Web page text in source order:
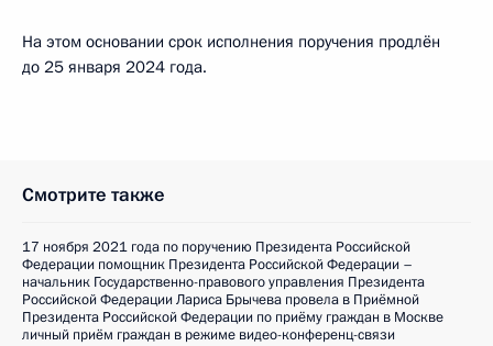
На этом основании срок исполнения поручения продлён
до 25 января 2024 года.
Смотрите также
17 ноября 2021 года по поручению Президента Российской
Федерации помощник Президента Российской Федерации –
начальник Государственно-правового управления Президента
Российской Федерации Лариса Брычева провела в Приёмной
Президента Российской Федерации по приёму граждан в Москве
личный приём граждан в режиме видео-конференц-связи